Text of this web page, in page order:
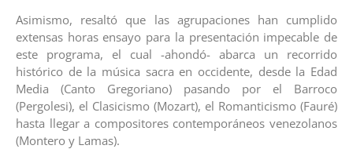
Asimismo, resaltó que las agrupaciones han cumplido
extensas horas ensayo para la presentación impecable de
este programa, el cual -ahondó- abarca un recorrido
histórico de la música sacra en occidente, desde la Edad
Media (Canto Gregoriano) pasando por el Barroco
(Pergolesi), el Clasicismo (Mozart), el Romanticismo (Fauré)
hasta llegar a compositores contemporáneos venezolanos
(Montero y Lamas).